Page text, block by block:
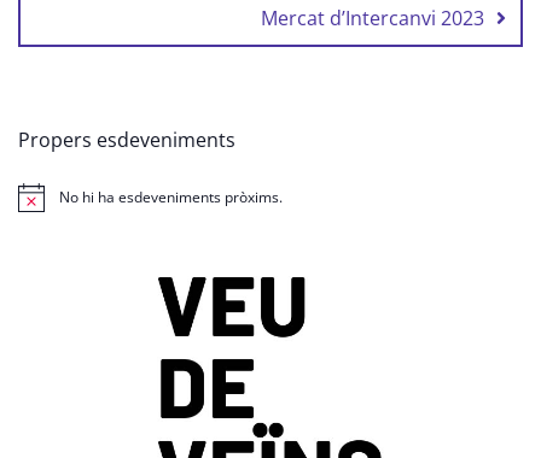
Mercat d’Intercanvi 2023
Propers esdeveniments
Avís No hi ha esdeveniments pròxims.